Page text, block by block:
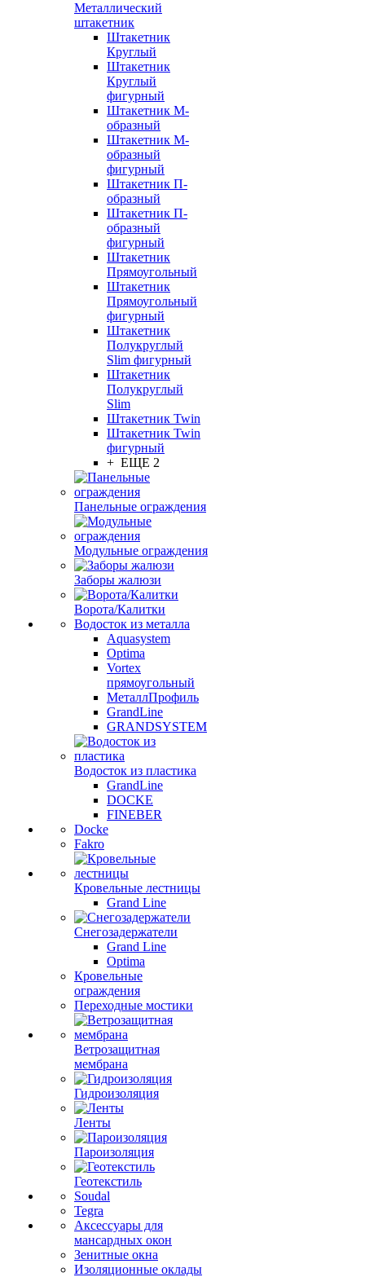
Металлический
штакетник
Штакетник
Круглый
Штакетник
Круглый
фигурный
Штакетник М-
образный
Штакетник М-
образный
фигурный
Штакетник П-
образный
Штакетник П-
образный
фигурный
Штакетник
Прямоугольный
Штакетник
Прямоугольный
фигурный
Штакетник
Полукруглый
Slim фигурный
Штакетник
Полукруглый
Slim
Штакетник Twin
Штакетник Twin
фигурный
+ ЕЩЕ 2
Панельные ограждения
Модульные ограждения
Заборы жалюзи
Ворота/Калитки
Водосток из металла
Aquasystem
Optima
Vortex
прямоугольный
МеталлПрофиль
GrandLine
GRANDSYSTEM
Водосток из пластика
GrandLine
DOCKE
FINEBER
Docke
Fakro
Кровельные лестницы
Grand Line
Снегозадержатели
Grand Line
Optima
Кровельные
ограждения
Переходные мостики
Ветрозащитная
мембрана
Гидроизоляция
Ленты
Пароизоляция
Геотекстиль
Soudal
Tegra
Аксессуары для
мансардных окон
Зенитные окна
Изоляционные оклады